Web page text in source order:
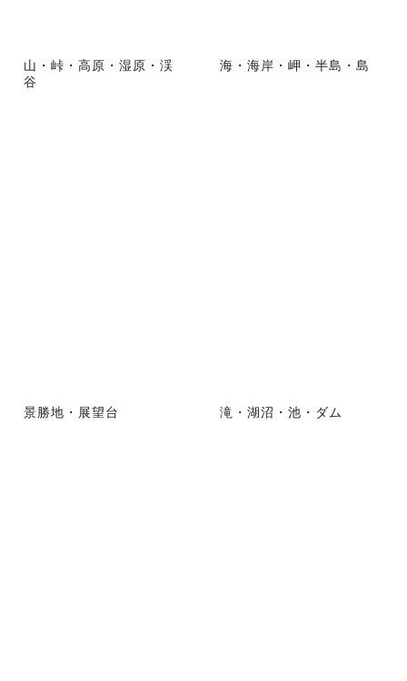
山・峠・高原・湿原・渓
谷
海・海岸・岬・半島・島
景勝地・展望台 滝・湖沼・池・ダム